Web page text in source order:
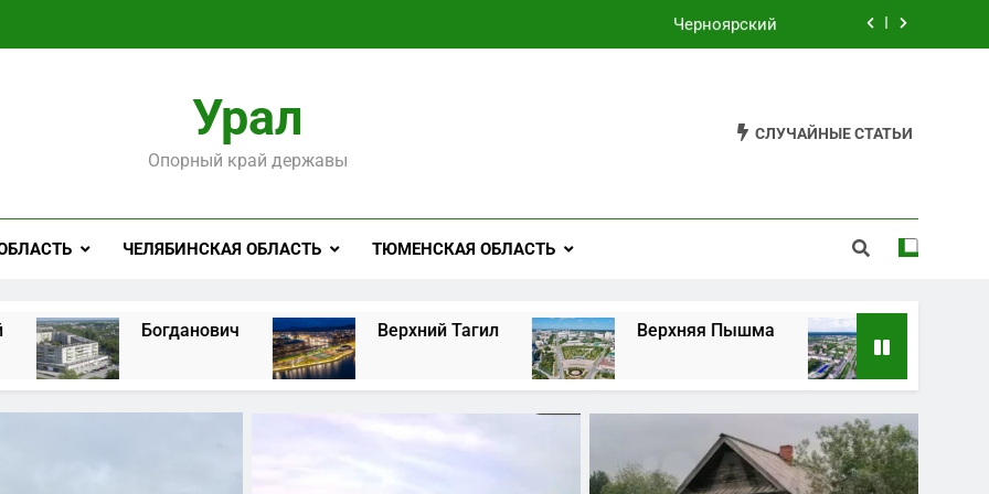
Черноярский
Староуткинск
Черноярский
Урал
Опорный край державы
СЛУЧАЙНЫЕ СТАТЬИ
ЧЕЛЯБИНСКАЯ ОБЛАСТЬ ТЮМЕНСКАЯ ОБЛАСТЬ
Верхний Тагил Верхняя Пышма Верхняя Салда